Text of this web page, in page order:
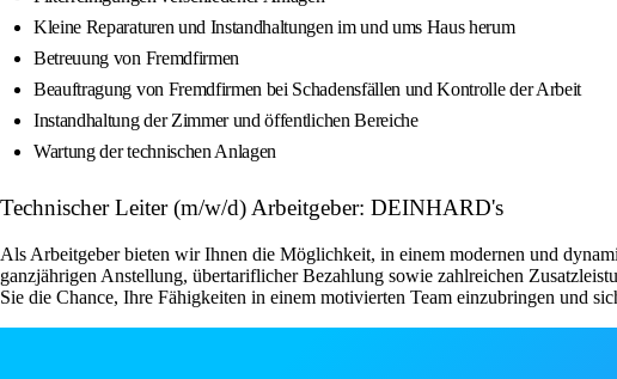
Kleine Reparaturen und Instandhaltungen im und ums Haus herum
Betreuung von Fremdfirmen
Beauftragung von Fremdfirmen bei Schadensfällen und Kontrolle der Arbeit
Instandhaltung der Zimmer und öffentlichen Bereiche
Wartung der technischen Anlagen
Technischer Leiter (m/w/d) Arbeitgeber: DEINHARD's
Als Arbeitgeber bieten wir Ihnen die Möglichkeit, in einem modernen und
ganzjährigen Anstellung, übertariflicher Bezahlung sowie zahlreichen
Sie die Chance, Ihre Fähigkeiten in einem motivierten Team einzubringen und